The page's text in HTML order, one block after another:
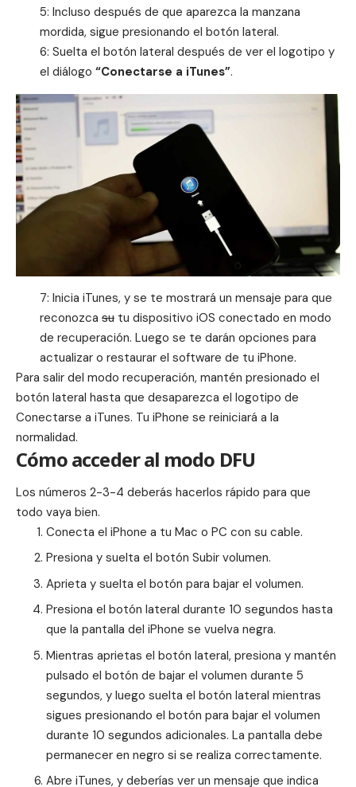
5: Incluso después de que aparezca la manzana
mordida, sigue presionando el botón lateral.
6: Suelta el botón lateral después de ver el logotipo y
el diálogo “Conectarse a iTunes”.
7: Inicia iTunes, y se te mostrará un mensaje para que
reconozca su tu dispositivo iOS conectado en modo
de recuperación. Luego se te darán opciones para
actualizar o restaurar el software de tu iPhone.
Para salir del modo recuperación, mantén presionado el
botón lateral hasta que desaparezca el logotipo de
Conectarse a iTunes. Tu iPhone se reiniciará a la
normalidad.
Cómo acceder al modo DFU
Los números 2-3-4 deberás hacerlos rápido para que
todo vaya bien.
Conecta el iPhone a tu Mac o PC con su cable.
Presiona y suelta el botón Subir volumen.
Aprieta y suelta el botón para bajar el volumen.
Presiona el botón lateral durante 10 segundos hasta
que la pantalla del iPhone se vuelva negra.
Mientras aprietas el botón lateral, presiona y mantén
pulsado el botón de bajar el volumen durante 5
segundos, y luego suelta el botón lateral mientras
sigues presionando el botón para bajar el volumen
durante 10 segundos adicionales. La pantalla debe
permanecer en negro si se realiza correctamente.
Abre iTunes, y deberías ver un mensaje que indica